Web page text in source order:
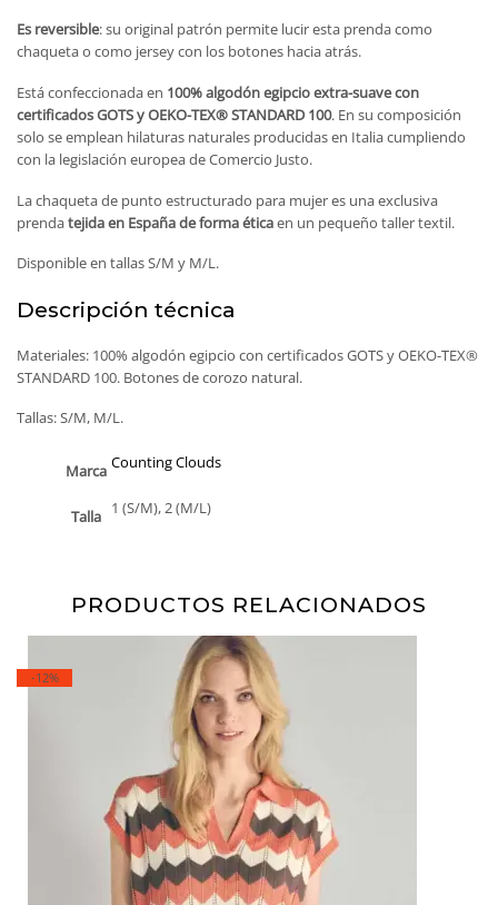
Es reversible: su original patrón permite lucir esta prenda como
chaqueta o como jersey con los botones hacia atrás.
Está confeccionada en 100% algodón egipcio extra-suave con
certificados GOTS y OEKO-TEX® STANDARD 100. En su composición
solo se emplean hilaturas naturales producidas en Italia cumpliendo
con la legislación europea de Comercio Justo.
La chaqueta de punto estructurado para mujer es una exclusiva
prendatejida en España de forma éticaen un pequeño taller textil.
Disponible en tallas S/M y M/L.
Descripción técnica
Materiales: 100% algodón egipcio con certificados GOTS y OEKO-TEX®
STANDARD 100. Botones de corozo natural.
Tallas: S/M, M/L.
Marca Counting Clouds
Talla 1 (S/M), 2 (M/L)
PRODUCTOS RELACIONADOS
-12%